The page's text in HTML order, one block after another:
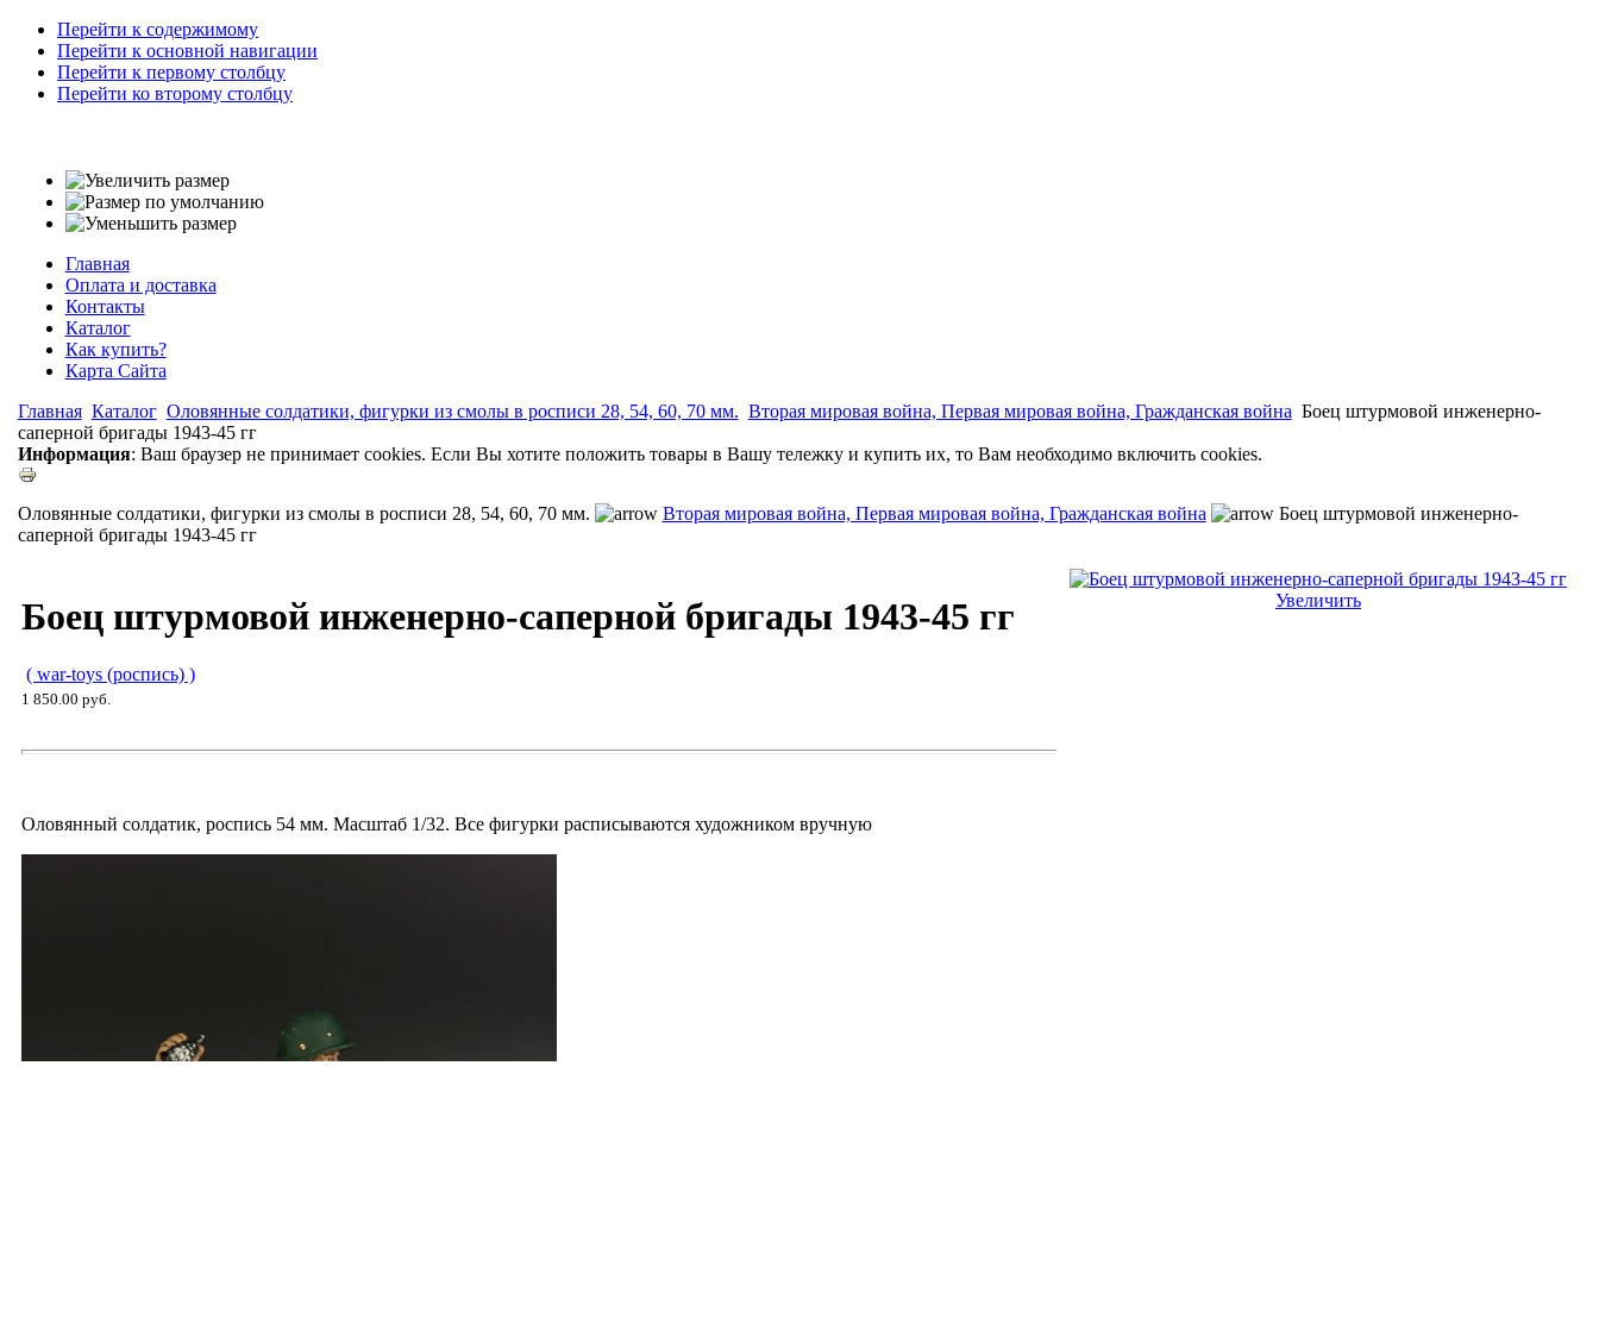
Перейти к содержимому
Перейти к основной навигации
Перейти к первому столбцу
Перейти ко второму столбцу
Главная
Оплата и доставка
Контакты
Каталог
Как купить?
Карта Сайта
Главная Каталог Оловянные солдатики, фигурки из смолы в росписи 28, 54, 60, 70 мм. Вторая мировая война, Первая мировая война, Гражданская война Боец штурмовой инженерно-
саперной бригады 1943-45 гг
Информация: Ваш браузер не принимает cookies. Если Вы хотите положить товары в Вашу тележку и купить их, то Вам необходимо включить cookies.
Оловянные солдатики, фигурки из смолы в росписи 28, 54, 60, 70 мм. Вторая мировая война, Первая мировая война, Гражданская война
Боец штурмовой инженерно-
саперной бригады 1943-45 гг
Боец штурмовой инженерно-саперной бригады 1943-45 гг
( war-toys (роспись) )
Увеличить
1 850.00 руб.
Оловянный солдатик, роспись 54 мм. Масштаб 1/32. Все фигурки расписываются художником вручную